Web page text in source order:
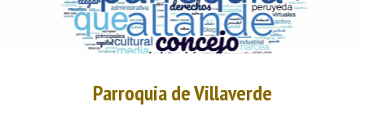
Parroquia de Villaverde